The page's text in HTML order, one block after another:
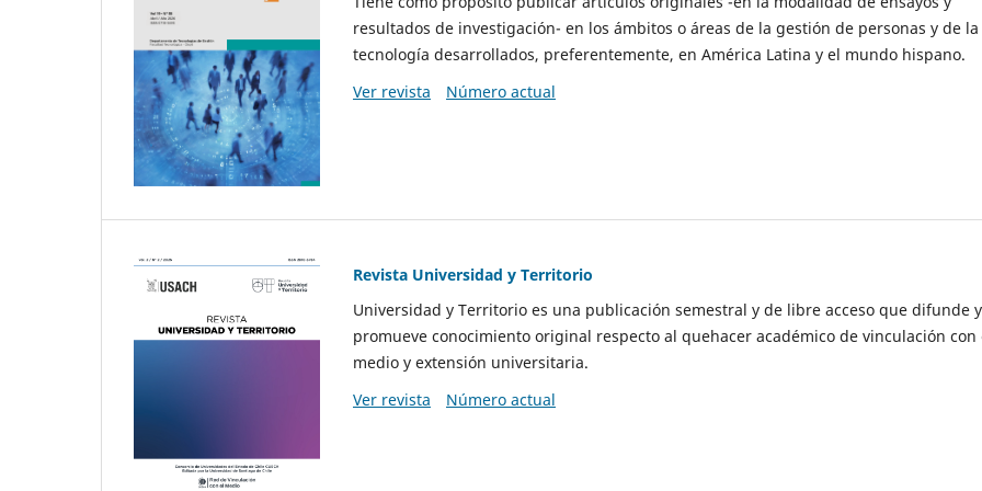
resultados de investigación- en los ámbitos o áreas de la gestión de personas y de la
tecnología desarrollados, preferentemente, en América Latina y el mundo hispano.
Ver revista
Número actual
Revista Universidad y Territorio
Universidad y Territorio es una publicación semestral y de libre acceso que difunde y
promueve conocimiento original respecto al quehacer académico de vinculación con
medio y extensión universitaria.
Ver revista
Número actual